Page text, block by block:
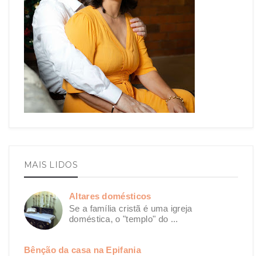
MAIS LIDOS
Altares domésticos
Se a família cristã é uma igreja
doméstica, o "templo" do ...
Bênção da casa na Epifania